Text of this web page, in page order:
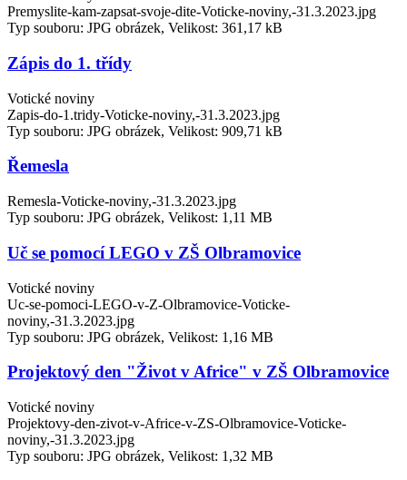
Premyslite-kam-zapsat-svoje-dite-Voticke-noviny,-31.3.2023.jpg
Typ souboru: JPG obrázek, Velikost: 361,17 kB
Zápis do 1. třídy
Votické noviny
Zapis-do-1.tridy-Voticke-noviny,-31.3.2023.jpg
Typ souboru: JPG obrázek, Velikost: 909,71 kB
Řemesla
Remesla-Voticke-noviny,-31.3.2023.jpg
Typ souboru: JPG obrázek, Velikost: 1,11 MB
Uč se pomocí LEGO v ZŠ Olbramovice
Votické noviny
Uc-se-pomoci-LEGO-v-Z-Olbramovice-Voticke-
noviny,-31.3.2023.jpg
Typ souboru: JPG obrázek, Velikost: 1,16 MB
Projektový den "Život v Africe" v ZŠ Olbramovice
Votické noviny
Projektovy-den-zivot-v-Africe-v-ZS-Olbramovice-Voticke-
noviny,-31.3.2023.jpg
Typ souboru: JPG obrázek, Velikost: 1,32 MB